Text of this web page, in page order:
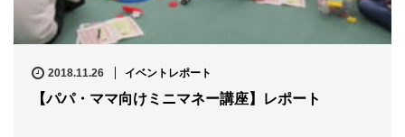
o
n
2018.11.26 イベントレポート
【パパ・ママ向けミニマネー講座】レポート